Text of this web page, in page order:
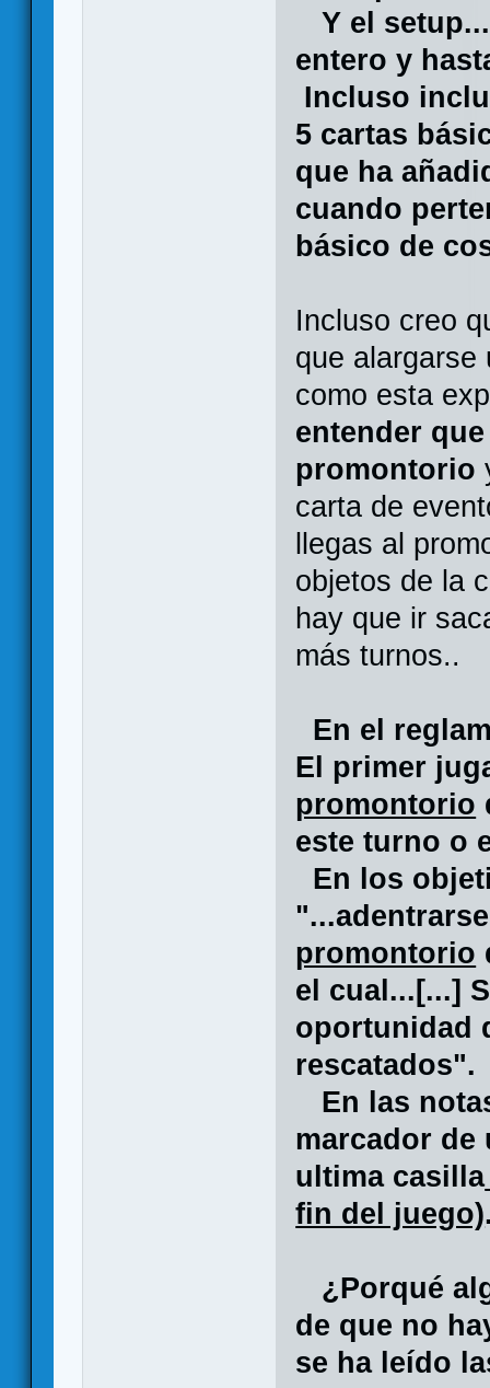
Y el
entero y
Incluso
5 cartas
que ha
cuando
básico de
Incluso creo
que alargarse
como esta
entender
promontorio
carta de
llegas al
objetos de la
hay que ir
más turnos..
En el
El primer
promontorio
este turno o
En los
promontorio
el cual...[...]
oportunidad
rescatados".
En las
marcador de
ultima casilla
fin del juego)
¿Porqué
de que no
se ha leído